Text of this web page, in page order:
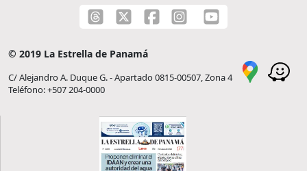
© 2019 La Estrella de Panamá
C/ Alejandro A. Duque G. - Apartado 0815-00507, Zona 4
Teléfono: +507 204-0000